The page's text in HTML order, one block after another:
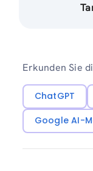
Erkunden Sie
ChatGPT
Google AI-